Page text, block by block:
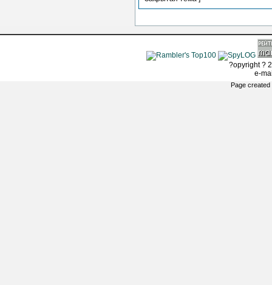
?opyright ?
e-
Page